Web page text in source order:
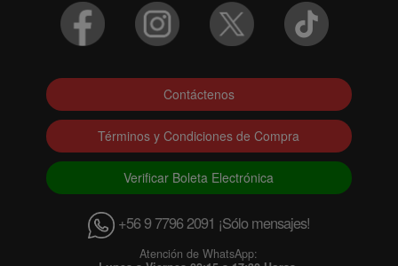
Contáctenos
Términos y Condiciones de Compra
Verificar Boleta Electrónica
+56 9 7796 2091 ¡Sólo mensajes!
Atención de WhatsApp: